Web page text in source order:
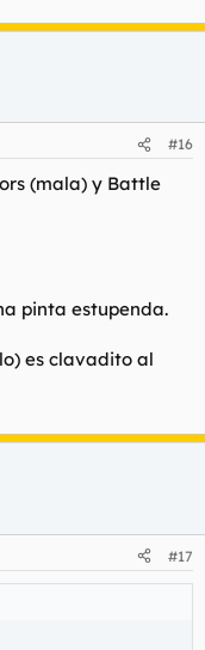
#16
(mala) y Battle
pinta estupenda.
es clavadito al
#17